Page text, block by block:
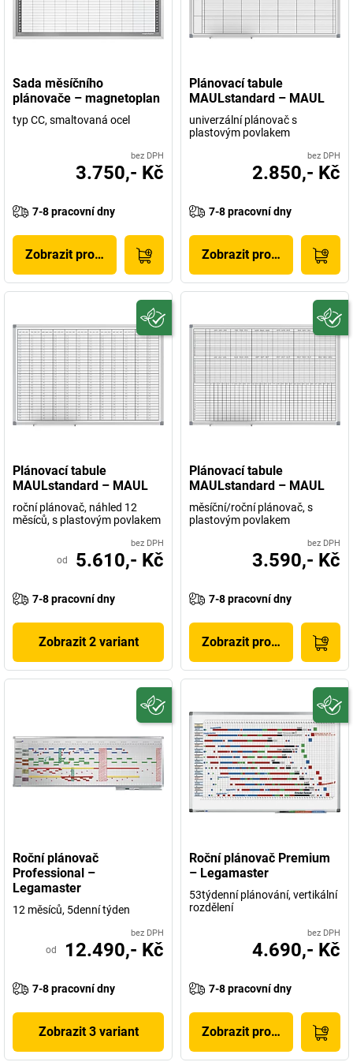
Sada měsíčního
plánovače – magnetoplan
typ CC, smaltovaná ocel
bez DPH
3.750,- Kč
7-8 pracovní dny
Zobrazit produkt
Plánovací tabule
MAULstandard – MAUL
univerzální plánovač s
plastovým povlakem
bez DPH
2.850,- Kč
7-8 pracovní dny
Zobrazit produkt
Plánovací tabule
MAULstandard – MAUL
roční plánovač, náhled 12
měsíců, s plastovým povlakem
bez DPH
od 5.610,- Kč
7-8 pracovní dny
Zobrazit 2 variant
Plánovací tabule
MAULstandard – MAUL
měsíční/roční plánovač, s
plastovým povlakem
bez DPH
3.590,- Kč
7-8 pracovní dny
Zobrazit produkt
Roční plánovač
Professional –
Legamaster
12 měsíců, 5denní týden
bez DPH
od 12.490,- Kč
7-8 pracovní dny
Zobrazit 3 variant
Roční plánovač Premium
– Legamaster
53týdenní plánování, vertikální
rozdělení
bez DPH
4.690,- Kč
7-8 pracovní dny
Zobrazit produkt